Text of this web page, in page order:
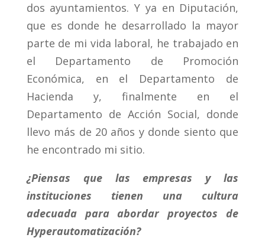
dos ayuntamientos. Y ya en Diputación,
que es donde he desarrollado la mayor
parte de mi vida laboral, he trabajado en
el Departamento de Promoción
Económica, en el Departamento de
Hacienda y, finalmente en el
Departamento de Acción Social, donde
llevo más de 20 años y donde siento que
he encontrado mi sitio.
¿Piensas que las empresas y las
instituciones tienen una cultura
adecuada para abordar proyectos de
Hyperautomatización?